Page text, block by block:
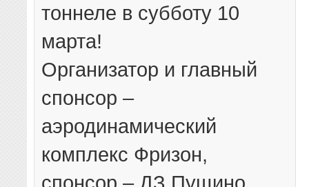
тоннеле в субботу 10
марта!
Организатор и главный
спонсор –
аэродинамический
комплекс Фризон,
спонсор – ДЗ Пущино.